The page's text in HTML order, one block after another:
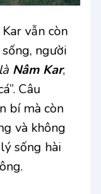
vẫn còn
người
là Nâm Kar,
Câu
bí mà còn
và không
sống hài